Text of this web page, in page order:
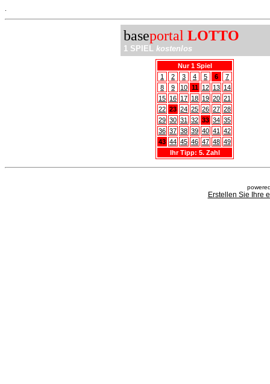
baseportal LOTTO
1 SPIEL kostenlos
Nur 1 Spiel
1
2 3 4 5 6
7
8
9 10 11 12 13 14
15 16 17 18 19 20 21
22 23 24 25 26 27 28
29 30 31 32 33 34 35
36 37 38 39 40 41
42
43 44 45 46 47 48 49
Ihr Tipp: 5. Zahl
Erstellen Sie Ihre